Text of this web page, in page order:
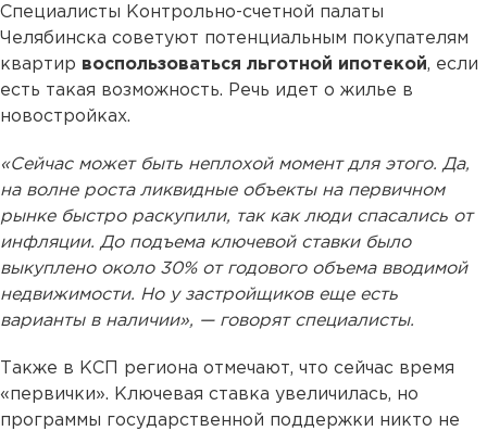
Специалисты Контрольно-счетной палаты
Челябинска советуют потенциальным покупателям
квартир воспользоваться льготной ипотекой, если
есть такая возможность. Речь идет о жилье в
новостройках.
«Сейчас может быть неплохой момент для этого. Да,
на волне роста ликвидные объекты на первичном
рынке быстро раскупили, так как люди спасались от
инфляции. До подъема ключевой ставки было
выкуплено около 30% от годового объема вводимой
недвижимости. Но у застройщиков еще есть
варианты в наличии», — говорят специалисты.
Также в КСП региона отмечают, что сейчас время
«первички». Ключевая ставка увеличилась, но
программы государственной поддержки никто не